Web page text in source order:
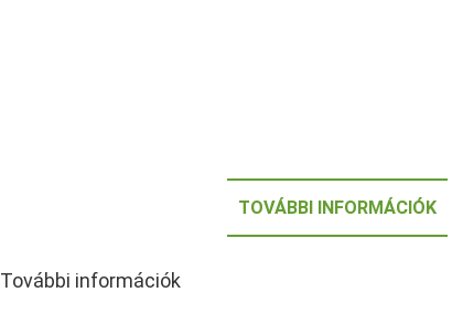
TOVÁBBI INFORMÁCIÓK
További információk